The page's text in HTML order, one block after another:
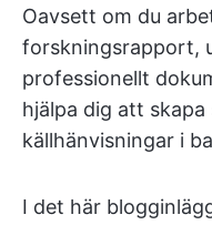
Oavsett om du
forskningsrapport,
professionellt
hjälpa dig att
källhänvisningar i
I det här